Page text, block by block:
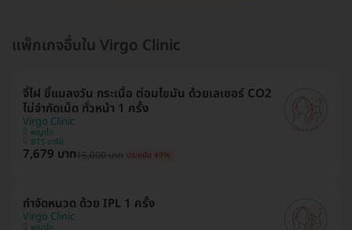
แพ็กเกจอื่นใน Virgo Clinic
จี้ไฝ ขี้แมลงวัน กระเนื้อ ต่อมไขมัน ด้วยเลเซอร์ CO2
ไม่จำกัดเม็ด ทั่วหน้า 1 ครั้ง
Virgo Clinic
พญาไท
BTS อารีย์
7,679 บาท15,000 บาท ประหยัด 49%
กำจัดหนวด ด้วย IPL 1 ครั้ง
Virgo Clinic
พญาไท